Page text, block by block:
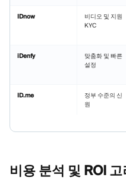
IDnow
비디오 및 지원
KYC
iDenfy
맞춤화 및 빠른
설정
ID.me
정부 수준의 신
원
비용 분석 및 ROI 고